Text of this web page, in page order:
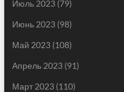
Июль 2023(79)
Июнь 2023(98)
Май 2023(108)
Апрель 2023(91)
Март 2023(110)